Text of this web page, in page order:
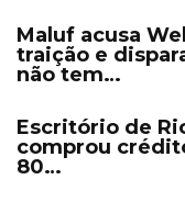
Maluf acusa
traição e
não tem…
Escritório de
comprou
80…